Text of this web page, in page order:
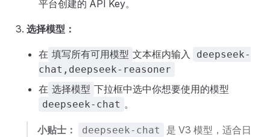
平台创建的 API Key。
选择模型：
在 填写所有可用模型 文本框内输入
deepseek-
chat,deepseek-reasoner
在 选择模型 下拉框中选中你想要使用的模型
deepseek-chat 。
小贴士： deepseek-chat
是 V3 模型，适合日